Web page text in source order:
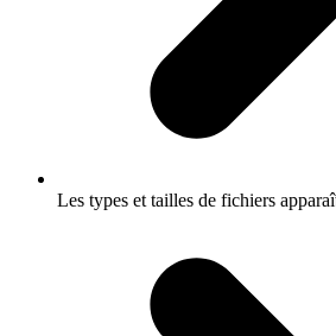
Les types et tailles de fichiers